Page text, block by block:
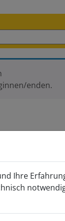
enden.
sinkt
zu Boden, um
das Maximum
Ihre